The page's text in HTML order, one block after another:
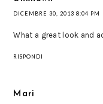
DICEMBRE 30, 2013 8:04 PM
What a great look and
RISPONDI
Mari